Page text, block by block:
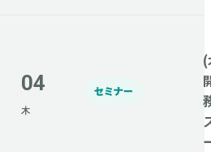
04
木
セミナー